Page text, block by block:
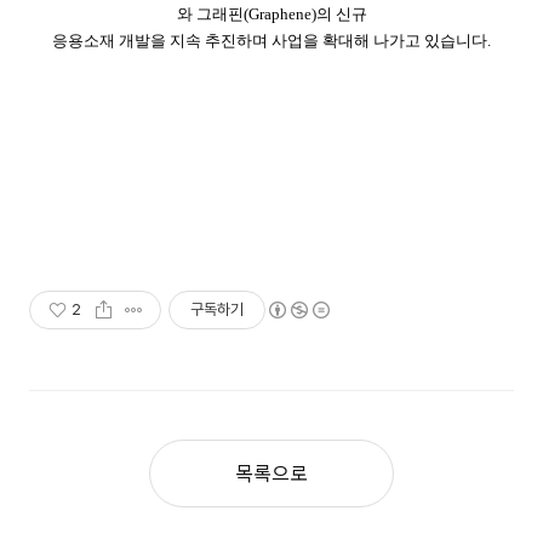
와 그래핀(Graphene)의 신규
응용소재 개발을 지속 추진하며 사업을 확대해 나가고 있습니다.
2 구독하기
목록으로